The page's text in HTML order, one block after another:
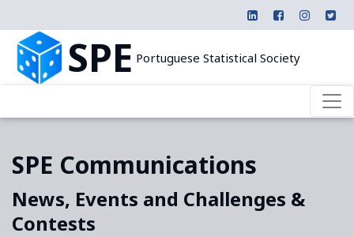
SPE Portuguese Statistical Society
SPE Communications
News, Events and Challenges &
Contests